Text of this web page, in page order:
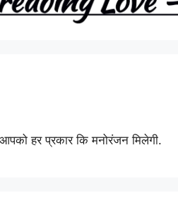
हर प्रकार कि मनोरंजन मिलेगी.